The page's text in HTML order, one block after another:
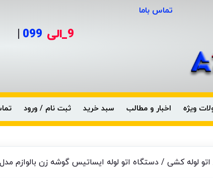
تماس باما
9_الی 0
|
ویژه اخبار و مطالب سبد خرید ثبت نام / ورود
اتو لوله کشی / دستگاه اتو لوله ایساتیس گوشه زن بالوازم مدل IWP-2300